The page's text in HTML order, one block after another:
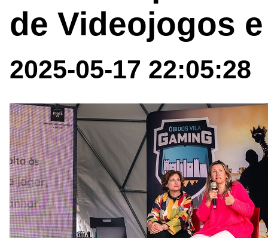
de Videojogos
2025-05-17 22:05:28